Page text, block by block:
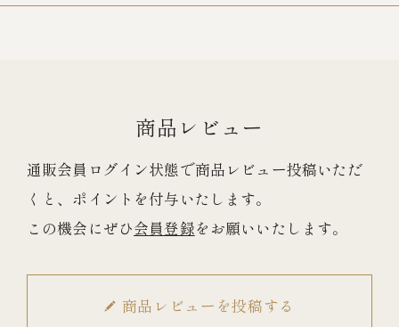
商品レビュー
通販会員ログイン状態で商品レビュー投稿いただ
くと、ポイントを付与いたします。
この機会にぜひ会員登録をお願いいたします。
商品レビューを投稿する